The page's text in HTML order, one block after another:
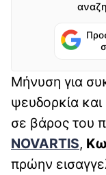
Μήνυση για
ψευδορκία
σε βάρος του
NOVARTIS,
πρώην